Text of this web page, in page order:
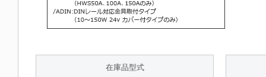
在庫品型式